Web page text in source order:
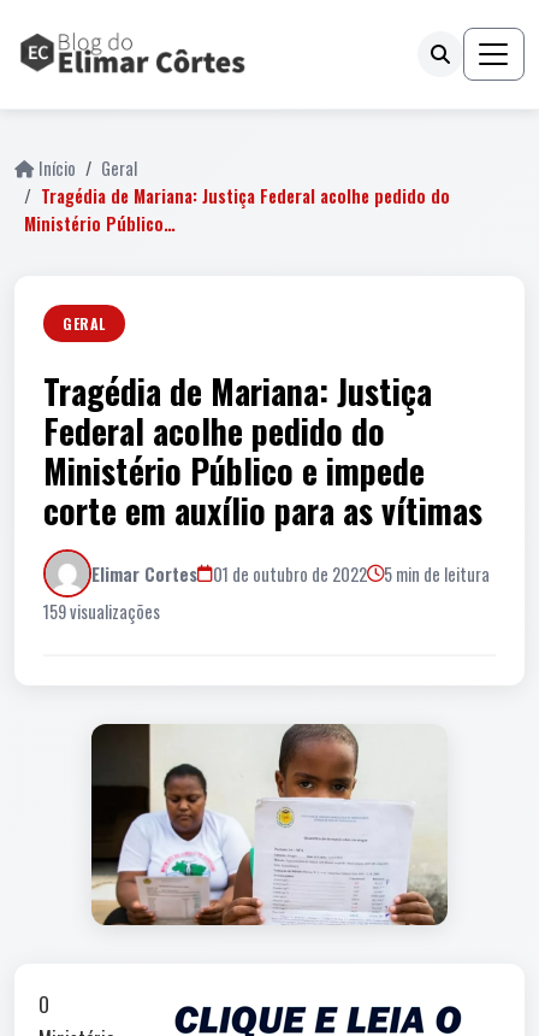
Início
Geral
Tragédia de Mariana: Justiça Federal acolhe pedido do
Ministério Público…
GERAL
Tragédia de Mariana: Justiça
Federal acolhe pedido do
Ministério Público e impede
corte em auxílio para as vítimas
Elimar Cortes 01 de outubro de 2022
5 min de leitura
159 visualizações
O